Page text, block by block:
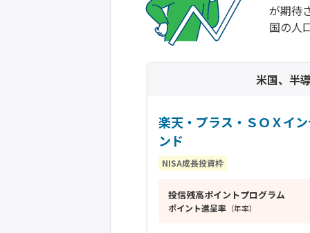
が期待
国の人
米国、半
楽天・プラス・ＳＯＸイ
ンド
NISA成長投資枠
投信残高ポイントプログラム
ポイント進呈率 （年率）